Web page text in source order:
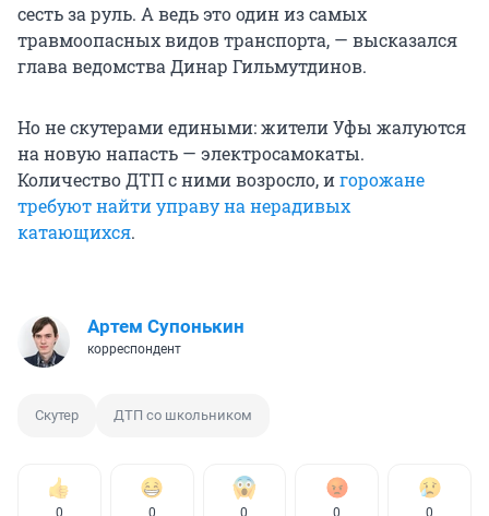
сесть за руль. А ведь это один из самых
травмоопасных видов транспорта, — высказался
глава ведомства Динар Гильмутдинов.
Но не скутерами едиными: жители Уфы жалуются
на новую напасть — электросамокаты.
Количество ДТП с ними возросло, игорожане
требуют найти управу на нерадивых
катающихся.
Артем Супонькин
корреспондент
Скутер ДТП со школьником
0 0 0 0 0